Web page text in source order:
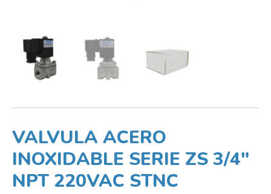
VALVULA ACERO
INOXIDABLE SERIE ZS 3/4″
NPT 220VAC STNC